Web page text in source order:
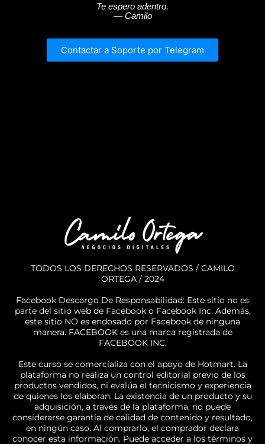
Te espero adentro.
— Camilo
Contactar a Soporte por Telegram
TODOS LOS DERECHOS RESERVADOS / CAMILO
ORTEGA / 2024
Facebook Descargo De Responsabilidad: Este sitio no es
parte del sitio web de Facebook o Facebook Inc. Además,
este sitio NO es endosado por Facebook de ninguna
manera. FACEBOOK es una marca registrada de
FACEBOOK INC.
Este curso se comercializa con el apoyo de Hotmart. La
plataforma no realiza un control editorial previo de los
productos vendidos, ni evalúa el tecnicismo y experiencia
de quienes los elaboran. La existencia de un producto y su
adquisición, a través de la plataforma, no puede
considerarse garantía de calidad de contenido y resultado,
en ningún caso. Al comprarlo, el comprador declara
conocer esta información. Puede acceder a los términos y